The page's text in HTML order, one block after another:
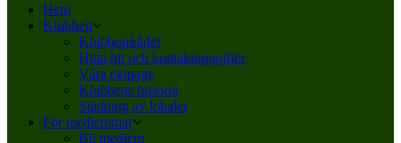
Hem
Klubben
Klubbområdet
Hitta hit och kontaktuppgifter
Våra ekipage
Klubbens historia
Städning av lokaler
För medlemmar
Bli medlem